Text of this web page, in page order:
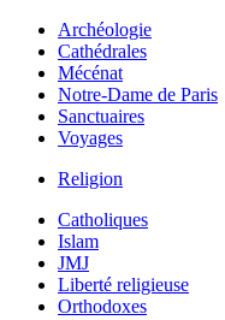
Archéologie
Cathédrales
Mécénat
Notre-Dame de Paris
Sanctuaires
Voyages
Religion
Catholiques
Islam
JMJ
Liberté religieuse
Orthodoxes